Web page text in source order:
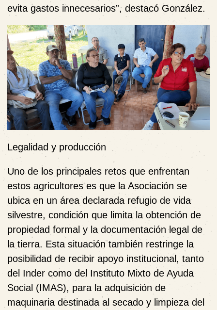
evita gastos innecesarios”, destacó González.
Legalidad y producción
Uno de los principales retos que enfrentan
estos agricultores es que la Asociación se
ubica en un área declarada refugio de vida
silvestre, condición que limita la obtención de
propiedad formal y la documentación legal de
la tierra. Esta situación también restringe la
posibilidad de recibir apoyo institucional, tanto
del Inder como del Instituto Mixto de Ayuda
Social (IMAS), para la adquisición de
maquinaria destinada al secado y limpieza del